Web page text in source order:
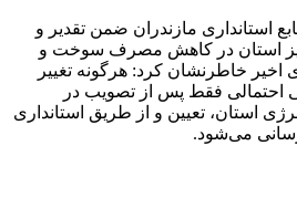
استانداری مازندران ضمن تقدیر و
استان در کاهش مصرف سوخت و
خاطرنشان کرد: هرگونه تغییر
احتمالی فقط پس از تصویب در
استان، تعیین و از طریق استانداری
می‌شود.